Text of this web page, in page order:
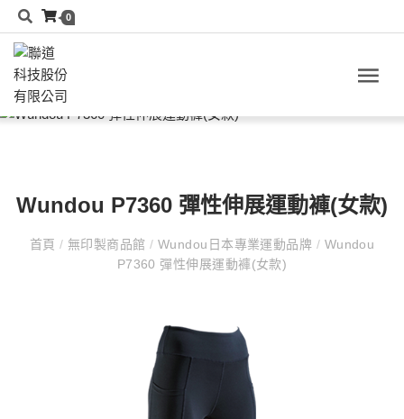
0
Wundou P7360 彈性伸展運動褲(女款)
首頁/ 無印製商品館/ Wundou日本專業運動品牌 / Wundou
P7360 彈性伸展運動褲(女款)